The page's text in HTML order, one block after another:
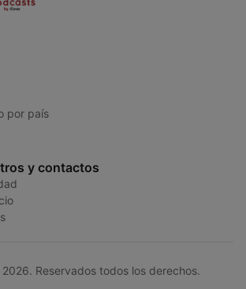
por país
y contactos
Reservados todos los derechos.